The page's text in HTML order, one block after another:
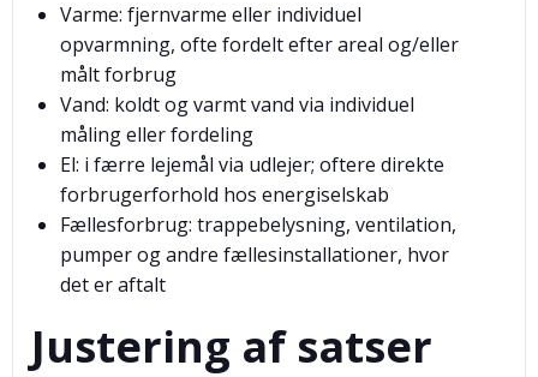
Varme: fjernvarme eller individuel
opvarmning, ofte fordelt efter areal og/eller
målt forbrug
Vand: koldt og varmt vand via individuel
måling eller fordeling
El: i færre lejemål via udlejer; oftere direkte
forbrugerforhold hos energiselskab
Fællesforbrug: trappebelysning, ventilation,
pumper og andre fællesinstallationer, hvor
det er aftalt
Justering af satser